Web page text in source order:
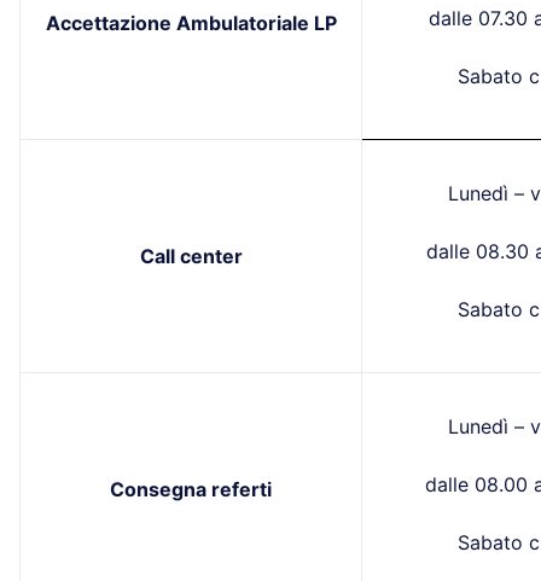
Accettazione Ambulatoriale LP dalle 07.30
Sabato
Call center
Lunedì –
dalle 08.30
Sabato
Consegna referti
Lunedì –
dalle 08.00
Sabato